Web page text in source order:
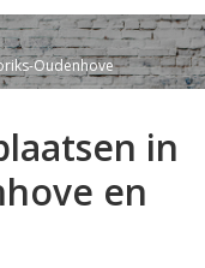
Oudenhove
in
en